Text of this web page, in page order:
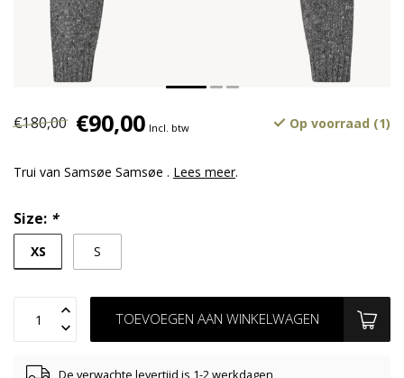
€180,00 €90,00 Incl. btw Op voorraad (1)
Trui van Samsøe Samsøe . Lees meer.
Size: *
XS S
TOEVOEGEN AAN WINKELWAGEN
De verwachte levertijd is 1-2 werkdagen